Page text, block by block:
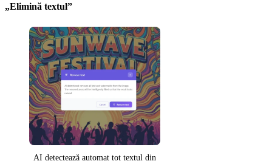
„Elimină textul”
AI detectează automat tot textul din